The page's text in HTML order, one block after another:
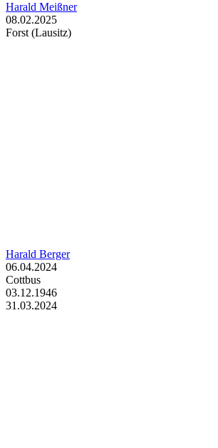
Harald Meißner
08.02.2025
Forst (Lausitz)
Harald Berger
06.04.2024
Cottbus
03.12.1946
31.03.2024